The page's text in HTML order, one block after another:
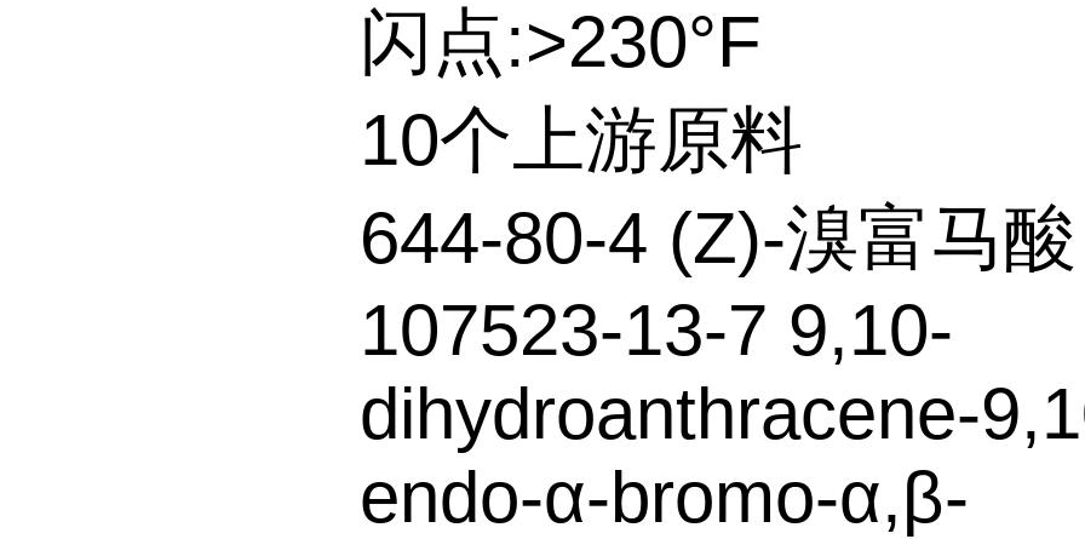
闪点:>230°F
10个上游原料
644-80-4 (Z)-溴富马酸
107523-13-7 9,10-
dihydroanthracene-
endo-α-bromo-α,β-